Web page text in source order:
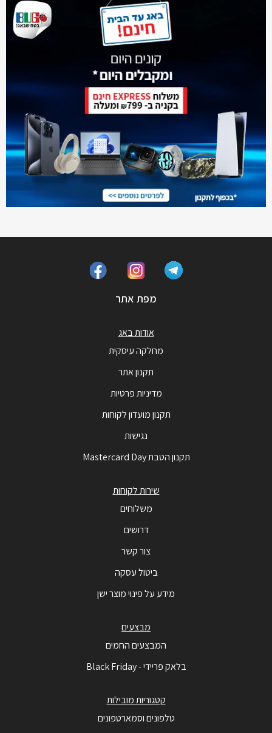
מפת אתר
אודות באג
מחלקה עיסקית
תקנון אתר
מדיניות פרטיות
תקנון מועדון לקוחות
נגישות
תקנון הטבת Mastercard Day
שירות לקוחות
משלוחים
דרושים
צור קשר
ביטול עסקה
מידע על פינוי מוצר ישן
מבצעים
המבצעים החמים
בלאק פריידי - Black Friday
קטגוריות מובילות
טלפונים וסמארטפונים